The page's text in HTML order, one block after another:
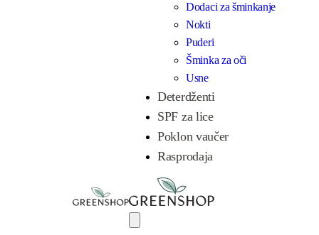
Dodaci za šminkanje
Nokti
Puderi
Šminka za oči
Usne
Deterdženti
SPF za lice
Poklon vaučer
Rasprodaja